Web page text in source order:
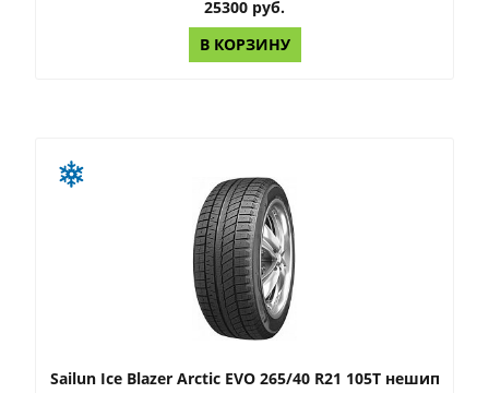
25300 руб.
В КОРЗИНУ
Sailun Ice Blazer Arctic EVO 265/40 R21 105T нешип